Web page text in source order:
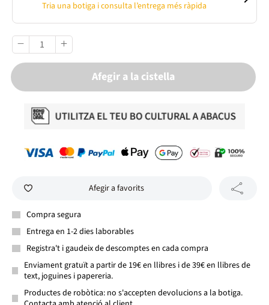
Tria una botiga i consulta l’entrega més ràpida
Afegir a la cistella
Afegir a favorits
Compra segura
Entrega en 1-2 dies laborables
Registra't i gaudeix de descomptes en cada compra
Enviament gratuït a partir de 19€ en llibres i de 39€ en llibres de
text, joguines i papereria.
Productes de robòtica: no s'accepten devolucions a la botiga.